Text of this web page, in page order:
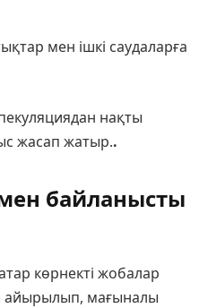
мен ішкі саудаларға
нақты
жасап жатыр..
мен байланысты
көрнекті жобалар
айырылып, мағыналы